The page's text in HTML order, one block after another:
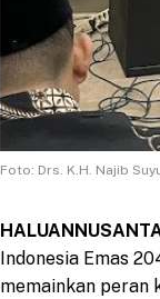
Foto: Drs. K.H. Najib
Indonesia Emas
memainkan peran